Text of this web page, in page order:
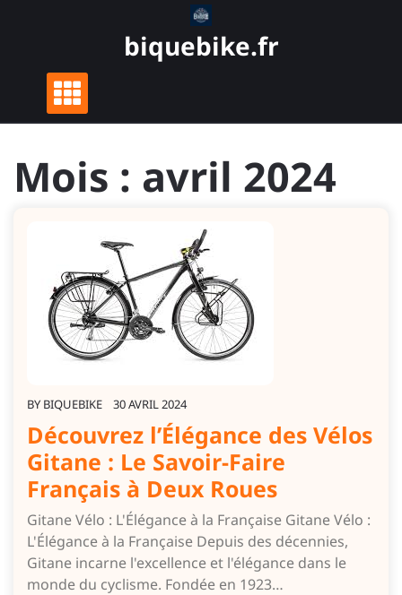
biquebike.fr
Mois : avril 2024
BY BIQUEBIKE 30 AVRIL 2024
Découvrez l’Élégance des Vélos
Gitane : Le Savoir-Faire
Français à Deux Roues
Gitane Vélo : L'Élégance à la Française Gitane Vélo :
L'Élégance à la Française Depuis des décennies,
Gitane incarne l'excellence et l'élégance dans le
monde du cyclisme. Fondée en 1923…